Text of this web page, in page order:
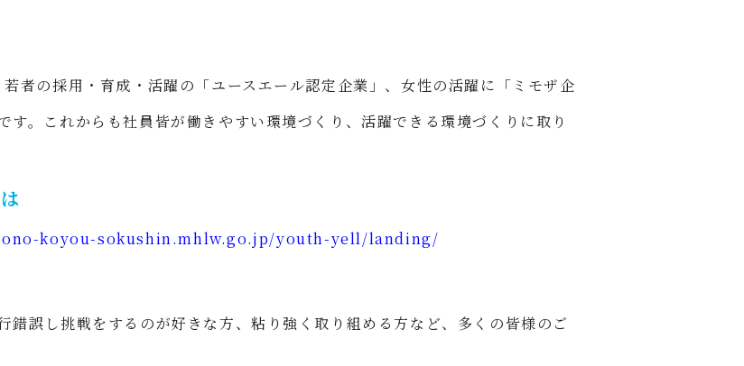
者の採用・育成・活躍の「ユースエール認定企業」、女性の活躍に「ミモザ企
。これからも社員皆が働きやすい環境づくり、活躍できる環境づくりに取り
koyou-sokushin.mhlw.go.jp/youth-yell/landing/
錯誤し挑戦をするのが好きな方、粘り強く取り組める方など、多くの皆様のご